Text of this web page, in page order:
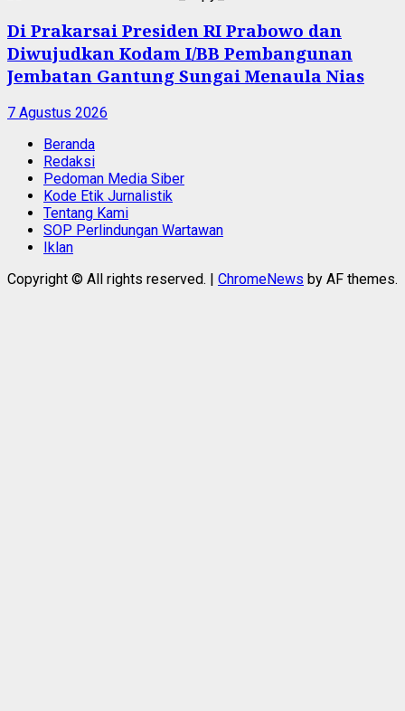
Di Prakarsai Presiden RI Prabowo dan
Diwujudkan Kodam I/BB Pembangunan
Jembatan Gantung Sungai Menaula Nias
7 Agustus 2026
Beranda
Redaksi
Pedoman Media Siber
Kode Etik Jurnalistik
Tentang Kami
SOP Perlindungan Wartawan
Iklan
Copyright © All rights reserved. | ChromeNews by AF themes.